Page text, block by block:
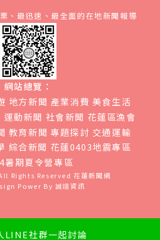
、最迅速、最全面的在地新聞報導
網站總覽：
地方新聞 產業消費 美食生活
運動新聞 社會新聞 花蓮區漁會
教育新聞 專題探討 交通運輸
綜合新聞 花蓮0403地震專區
暑期夏令營專區
Rights Reserved花蓮新聞網
Power By 誠翊資訊
LINE社群一起討論